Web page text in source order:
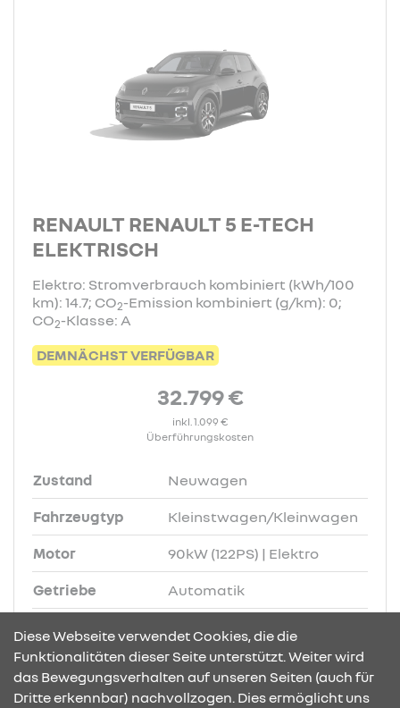
RENAULT RENAULT 5 E-TECH
ELEKTRISCH
Elektro: Stromverbrauch kombiniert (kWh/100
km): 14.7; CO2-Emission kombiniert (g/km): 0;
CO2-Klasse: A
DEMNÄCHST VERFÜGBAR
32.799 €
inkl. 1.099 €
Überführungskosten
Zustand Neuwagen
Fahrzeugtyp Kleinstwagen/Kleinwagen
Motor 90kW (122PS) | Elektro
Getriebe Automatik
Black-Pearl-Schwarz
Ausstattung Batterie, u.v.m.
Diese Webseite verwendet Cookies, die die
Funktionalitäten dieser Seite unterstützt. Weiter wird
das Bewegungsverhalten auf unseren Seiten (auch für
Dritte erkennbar) nachvollzogen. Dies ermöglicht uns